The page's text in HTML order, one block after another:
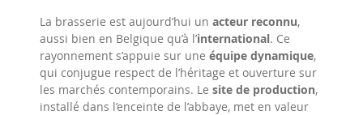
La brasserie est aujourd’hui un acteur reconnu,
aussi bien en Belgique qu’à l’international. Ce
rayonnement s’appuie sur une équipe dynamique,
qui conjugue respect de l’héritage et ouverture sur
les marchés contemporains. Le site de production,
installé dans l’enceinte de l’abbaye, met en valeur